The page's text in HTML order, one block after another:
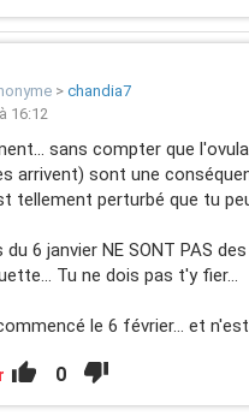
> chandia7
16:12
sans compter que
arrivent) sont une
tellement perturbé que tu
6 janvier NE SONT PAS
Tu ne dois pas t'y fier...
le 6 février... et
0